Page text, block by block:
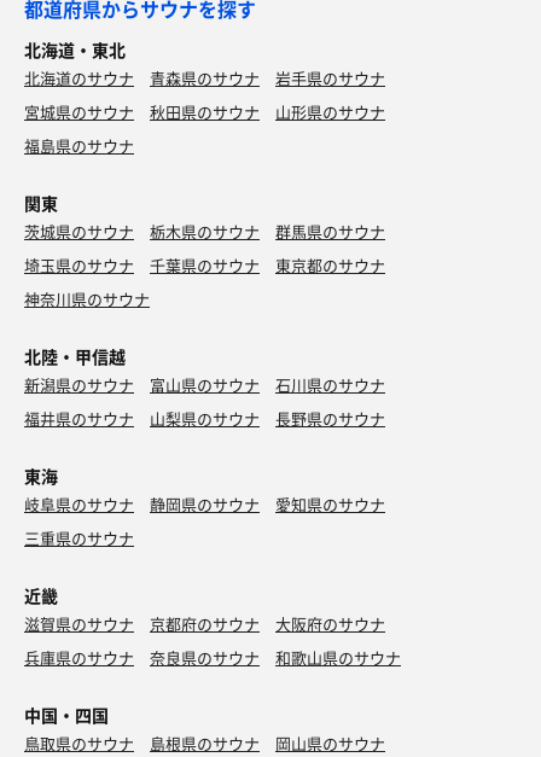
都道府県からサウナを探す
北海道・東北
北海道のサウナ 青森県のサウナ
岩手県のサウナ
宮城県のサウナ
秋田県のサウナ
山形県のサウナ
福島県のサウナ
関東
茨城県のサウナ 栃木県のサウナ
群馬県のサウナ
埼玉県のサウナ
千葉県のサウナ
東京都のサウナ
神奈川県のサウナ
北陸・甲信越
新潟県のサウナ 富山県のサウナ
石川県のサウナ
福井県のサウナ
山梨県のサウナ 長野県のサウナ
東海
岐阜県のサウナ 静岡県のサウナ
愛知県のサウナ
三重県のサウナ
近畿
滋賀県のサウナ 京都府のサウナ
大阪府のサウナ
兵庫県のサウナ
奈良県のサウナ 和歌山県のサウナ
中国・四国
鳥取県のサウナ 島根県のサウナ
岡山県のサウナ